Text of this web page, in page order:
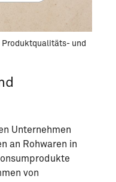
Produktqualitäts- und
Unternehmen
an Rohwaren in
von